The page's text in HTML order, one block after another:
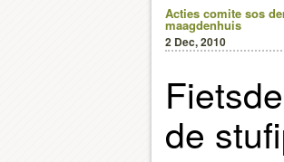
Acties comite sos
maagdenhuis
2 Dec, 2010
de